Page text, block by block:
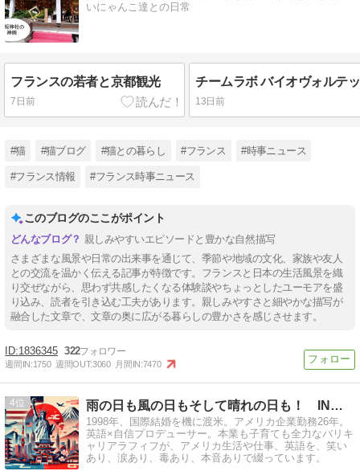
いにゃんこ達との日常
フランスの若者と京都観光
7日前
チームラボ バイオヴォルテ
13日前
#猫 #猫ブログ #猫との暮らし #フランス #時事ニュース
#フランス情報 #フランス時事ニュース
このブログのここがポイント
親しみやすいエピソードと豊かな自然描写
さまざまな風景や日常の出来事を通じて、季節や地域の文化、家族や友人
との交流を温かく伝える記事が特徴です。フランスと日本の生活風景を織
り交ぜながら、思わず共感したくなる体験談やちょっとしたユーモアを盛
り込み、読者を引き込む工夫があります。親しみやすさと細やかな描写が
融合した文章で、文章の奥に広がる暮らしの豊かさを感じさせます。
1836345 322
週間IN:1750 週間OUT:3060 月間IN:7470
4 雨の日も風の日もそして晴れの日も！ IN アメリカ
1998年、国際結婚を機に渡米。アメリカ企業勤務26年。
英語×自信プロデューサー。本業も子育ても全力なバリキ
ャリアラフィフが、アメリカ生活や仕事、英語を、笑い
あり、涙あり、毒あり、本音ありで綴っています。